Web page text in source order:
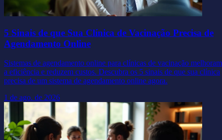
5 Sinais de que Sua Clínica de Vacinação Precisa de
Agendamento Online
Sistemas de agendamento online para clínicas de vacinação melhoram
a eficiência e reduzem custos. Descubra os 5 sinais de que sua clínica
precisa de um sistema de agendamento online agora.
1 de ago. de 2026